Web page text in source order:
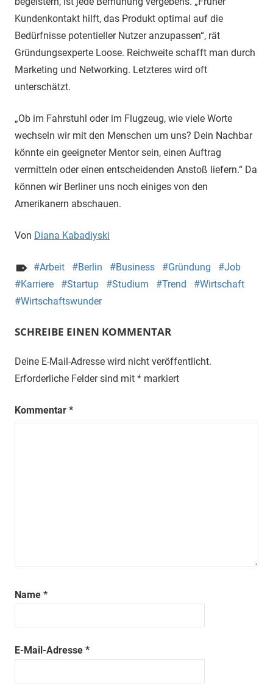
Kundenkontakt hilft, das Produkt optimal auf die
Bedürfnisse potentieller Nutzer anzupassen“, rät
Gründungsexperte Loose. Reichweite schafft man durch
Marketing und Networking. Letzteres wird oft
unterschätzt.
„Ob im Fahrstuhl oder im Flugzeug, wie viele Worte
wechseln wir mit den Menschen um uns? Dein Nachbar
könnte ein geeigneter Mentor sein, einen Auftrag
vermitteln oder einen entscheidenden Anstoß liefern.“ Da
können wir Berliner uns noch einiges von den
Amerikanern abschauen.
Von Diana Kabadiyski
Arbeit Berlin Business Gründung
Job
Karriere
Startup Studium Trend
Wirtschaft
Wirtschaftswunder
SCHREIBE EINEN KOMMENTAR
Deine E-Mail-Adresse wird nicht veröffentlicht.
Erforderliche Felder sind mit * markiert
Kommentar *
Name *
E-Mail-Adresse *